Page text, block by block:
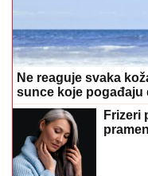
Ne reaguje svaka
sunce koje pogađaju
Frizeri